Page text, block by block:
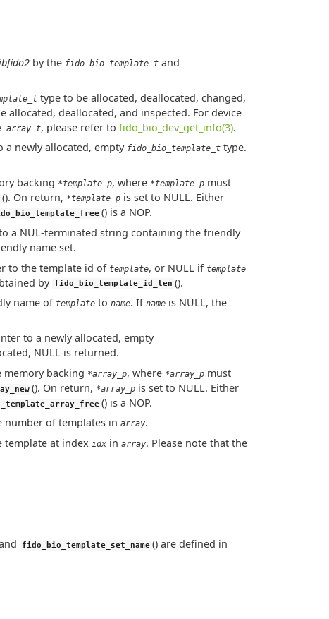
by the fido_bio_template_tand
type to be allocated, deallocated, changed,
allocated, deallocated, and inspected. For device
, please refer to fido_bio_dev_get_info(3).
newly allocated, empty fido_bio_template_ttype.
backing *template_p, where *template_pmust
(). On return, *template_pis set to NULL. Either
() is a NOP.
a NUL-terminated string containing the friendly
name set.
to the template id of template, or NULL if template
by fido_bio_template_id_len ().
name of templateto name. If nameis NULL, the
to a newly allocated, empty
NULL is returned.
memory backing *array_p, where *array_pmust
(). On return, *array_pis set to NULL. Either
() is a NOP.
number of templates in array.
template at index idxin array. Please note that the
fido_bio_template_set_name () are defined in